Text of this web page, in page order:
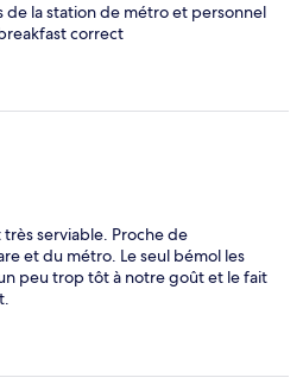
de la station de métro et personnel
correct
très serviable. Proche de
et du métro. Le seul bémol les
peu trop tôt à notre goût et le fait